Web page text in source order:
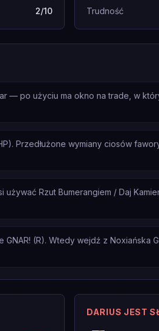
2/10
Trudność
— po użyciu ma okno na trade, w
Przedłużone wymiany ciosów
używać Rzut Bumerangiem / Daj
(R). Wtedy wejdź z Noxiańska
DARIUS JEST